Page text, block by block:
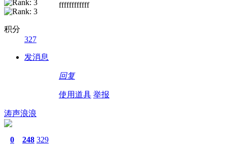
积分
327
发消息
ffffffffffff
回复
使用道具 举报
涛声浪浪
0 248 329